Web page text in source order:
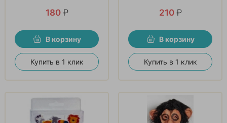
180 ₽
В корзину
Купить в 1 клик
210 ₽
В корзину
Купить в 1 клик